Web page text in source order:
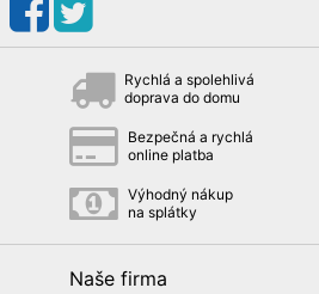
Rychlá a spolehlivá
doprava do domu
Bezpečná a rychlá
online platba
Výhodný nákup
na splátky
Naše firma